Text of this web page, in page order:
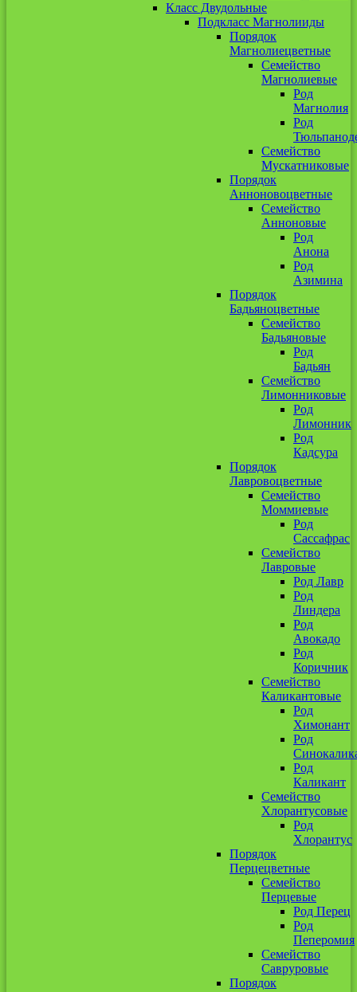
Класс Двудольные
Подкласс Магнолииды
Порядок
Магнолиецветные
Семейство
Магнолиевые
Род
Магнолия
Род
Семейство
Мускатниковые
Порядок
Анноновоцветные
Семейство
Анноновые
Род
Анона
Род
Азимина
Порядок
Бадьяноцветные
Семейство
Бадьяновые
Род
Бадьян
Семейство
Лимонниковые
Род
Лимонник
Род
Кадсура
Порядок
Лавровоцветные
Семейство
Моммиевые
Род
Сассафрас
Семейство
Лавровые
Род Лавр
Род
Линдера
Род
Авокадо
Род
Коричник
Семейство
Каликантовые
Род
Химонант
Род
Род
Каликант
Семейство
Хлорантусовые
Род
Хлорантус
Порядок
Перцецветные
Семейство
Перцевые
Род Перец
Род
Пеперомия
Семейство
Савруровые
Порядок